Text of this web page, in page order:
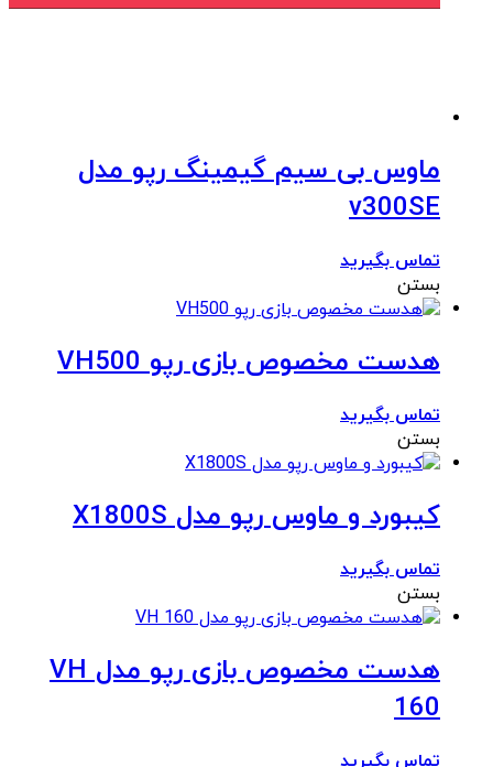
ماوس بی سیم گیمینگ رپو مدل
v300SE
تماس بگیرید
بستن
هدست مخصوص بازی رپو VH500
تماس بگیرید
بستن
کیبورد و ماوس رپو مدل X1800S
تماس بگیرید
بستن
هدست مخصوص بازی رپو مدل VH
160
تماس بگیرید